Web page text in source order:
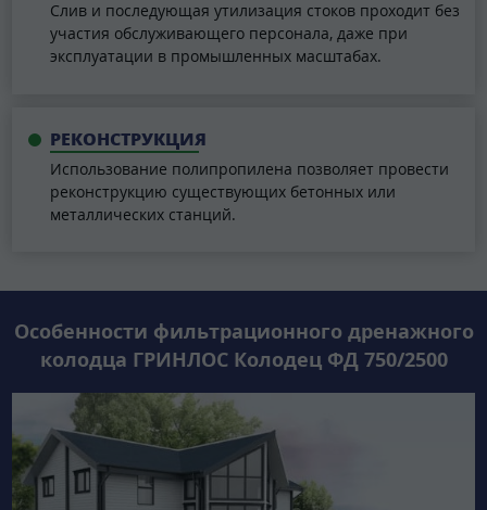
Слив и последующая утилизация стоков проходит без
участия обслуживающего персонала, даже при
эксплуатации в промышленных масштабах.
РЕКОНСТРУКЦИЯ
Использование полипропилена позволяет провести
реконструкцию существующих бетонных или
металлических станций.
Особенности фильтрационного дренажного
колодца ГРИНЛОС Колодец ФД 750/2500